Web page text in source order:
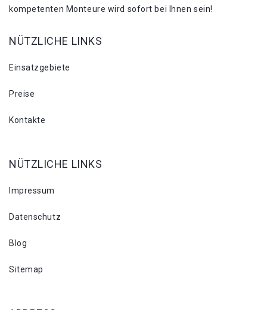
kompetenten Monteure wird sofort bei Ihnen sein!
NÜTZLICHE LINKS
Einsatzgebiete
Preise
Kontakte
NÜTZLICHE LINKS
Impressum
Datenschutz
Blog
Sitemap